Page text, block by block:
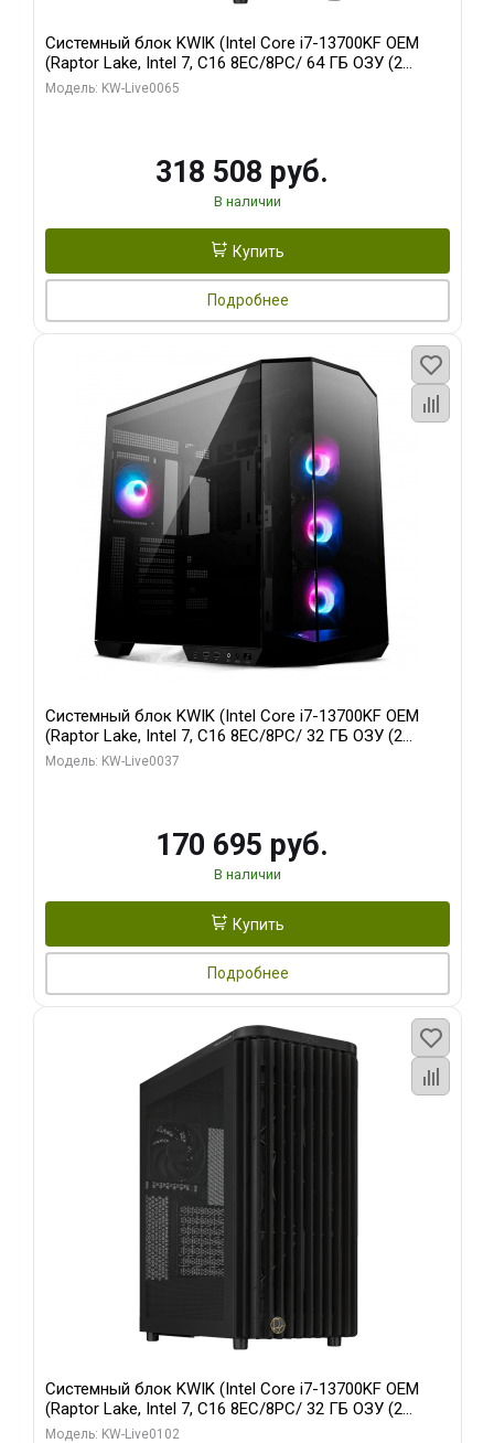
Системный блок KWIK (Intel Core i7-13700KF OEM
(Raptor Lake, Intel 7, C16 8EC/8PC/ 64 ГБ ОЗУ (2
модуля)/ ASUS RTX5080 PROART OC 16GB GDDR7
Модель: KW-Live0065
318 508 руб.
В наличии
Купить
Подробнее
Системный блок KWIK (Intel Core i7-13700KF OEM
(Raptor Lake, Intel 7, C16 8EC/8PC/ 32 ГБ ОЗУ (2
модуля)/ Gigabyte RTX5070 AERO OC 12GB GDDR7
Модель: KW-Live0037
170 695 руб.
В наличии
Купить
Подробнее
Системный блок KWIK (Intel Core i7-13700KF OEM
(Raptor Lake, Intel 7, C16 8EC/8PC/ 32 ГБ ОЗУ (2
модуля)/ Afox RTX4090 24GB GDDR6X 384-Bit 3xDP
Модель: KW-Live0102